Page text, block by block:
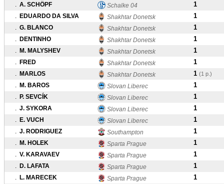
. A. SCHÖPF Schalke 04 1
. EDUARDO DA SILVA Shakhtar Donetsk 1
. G. BLANCO Shakhtar Donetsk 1
. DENTINHO Shakhtar Donetsk 1
. M. MALYSHEV Shakhtar Donetsk 1
. FRED Shakhtar Donetsk 1
. MARLOS Shakhtar Donetsk 1 (1 p.)
. M. BAROS Slovan Liberec 1
. P. SEVCÍK Slovan Liberec 1
. J. SYKORA Slovan Liberec 1
. E. VUCH Slovan Liberec 1
. J. RODRIGUEZ Southampton 1
. M. HOLEK Sparta Prague 1
. V. KARAVAEV Sparta Prague 1
. D. LAFATA Sparta Prague 1
. L. MARECEK Sparta Prague 1